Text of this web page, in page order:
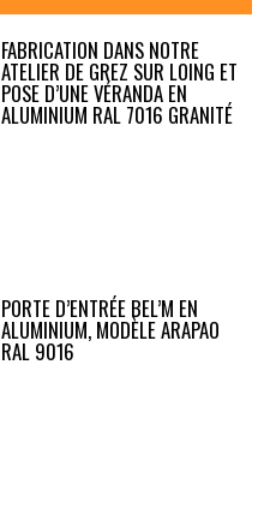
FABRICATION DANS NOTRE
ATELIER DE GREZ SUR LOING ET
POSE D’UNE VÉRANDA EN
ALUMINIUM RAL 7016 GRANITÉ
PORTE D’ENTRÉE BEL’M EN
ALUMINIUM, MODÈLE ARAPAO
RAL 9016